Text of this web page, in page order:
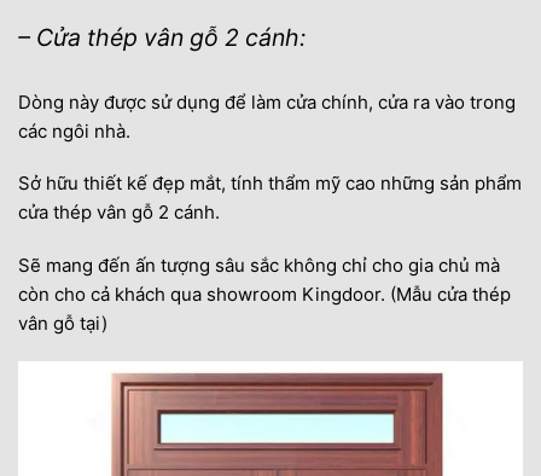
– Cửa thép vân gỗ 2 cánh:
Dòng này được sử dụng để làm cửa chính, cửa ra vào trong
các ngôi nhà.
Sở hữu thiết kế đẹp mắt, tính thẩm mỹ cao những sản phẩm
cửa thép vân gỗ 2 cánh.
Sẽ mang đến ấn tượng sâu sắc không chỉ cho gia chủ mà
còn cho cả khách qua showroom Kingdoor. (Mẫu cửa thép
vân gỗ tại)